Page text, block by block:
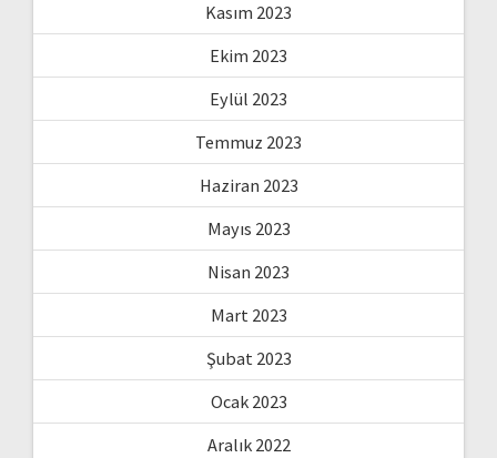
Kasım 2023
Ekim 2023
Eylül 2023
Temmuz 2023
Haziran 2023
Mayıs 2023
Nisan 2023
Mart 2023
Şubat 2023
Ocak 2023
Aralık 2022